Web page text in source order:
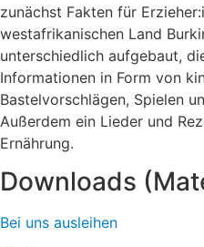
zunächst Fakten für
westafrikanischen Land
unterschiedlich aufgebaut,
Informationen in Form von
Bastelvorschlägen, Spielen
Außerdem ein Lieder und
Ernährung.
Downloads
Bei uns ausleihen